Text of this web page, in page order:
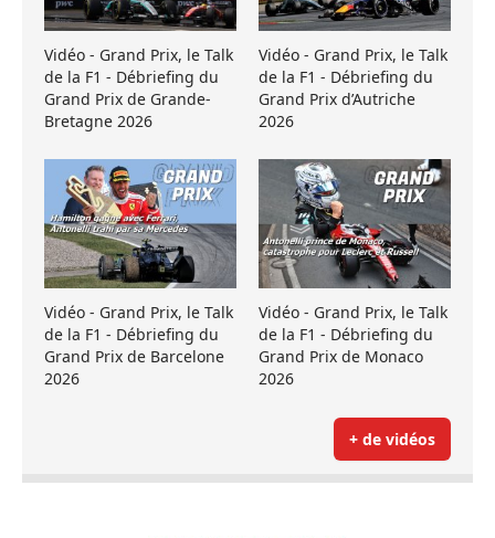
Vidéo - Grand Prix, le Talk
de la F1 - Débriefing du
Grand Prix de Grande-
Bretagne 2026
Vidéo - Grand Prix, le Talk
de la F1 - Débriefing du
Grand Prix d’Autriche
2026
Vidéo - Grand Prix, le Talk
de la F1 - Débriefing du
Grand Prix de Barcelone
2026
Vidéo - Grand Prix, le Talk
de la F1 - Débriefing du
Grand Prix de Monaco
2026
+ de vidéos